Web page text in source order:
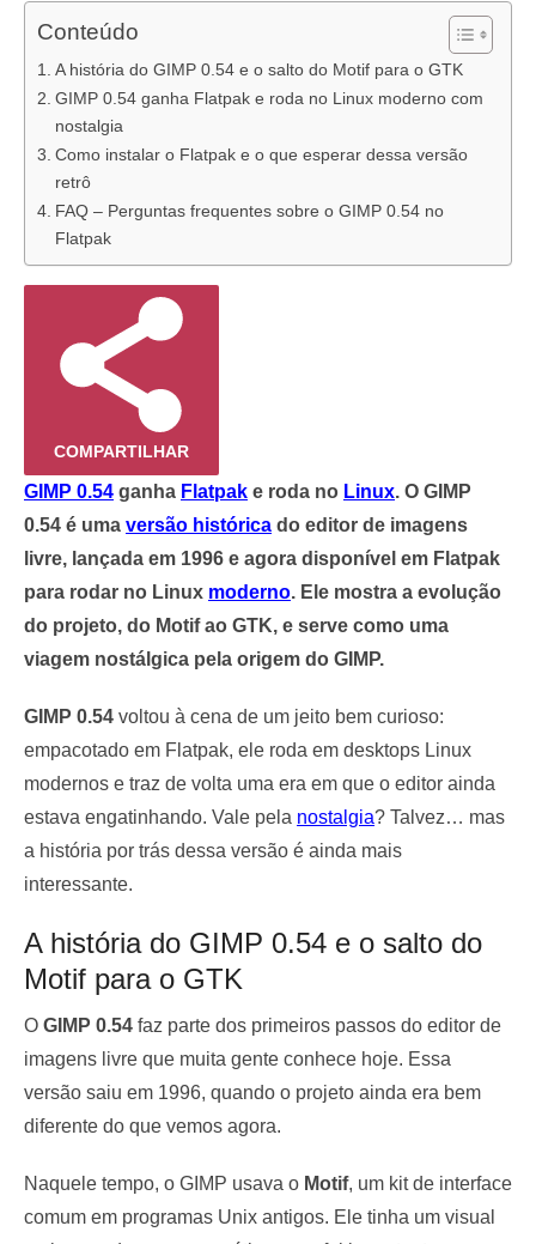
Conteúdo
A história do GIMP 0.54 e o salto do Motif para o GTK
GIMP 0.54 ganha Flatpak e roda no Linux moderno com
nostalgia
Como instalar o Flatpak e o que esperar dessa versão
retrô
FAQ – Perguntas frequentes sobre o GIMP 0.54 no
Flatpak
COMPARTILHAR
GIMP 0.54 ganha Flatpak e roda no Linux. O GIMP
0.54 é uma versão histórica do editor de imagens
livre, lançada em 1996 e agora disponível em Flatpak
para rodar no Linux moderno. Ele mostra a evolução
do projeto, do Motif ao GTK, e serve como uma
viagem nostálgica pela origem do GIMP.
GIMP 0.54 voltou à cena de um jeito bem curioso:
empacotado em Flatpak, ele roda em desktops Linux
modernos e traz de volta uma era em que o editor ainda
estava engatinhando. Vale pela nostalgia? Talvez… mas
a história por trás dessa versão é ainda mais
interessante.
A história do GIMP 0.54 e o salto do
Motif para o GTK
O GIMP 0.54 faz parte dos primeiros passos do editor de
imagens livre que muita gente conhece hoje. Essa
versão saiu em 1996, quando o projeto ainda era bem
diferente do que vemos agora.
Naquele tempo, o GIMP usava o Motif, um kit de interface
comum em programas Unix antigos. Ele tinha um visual